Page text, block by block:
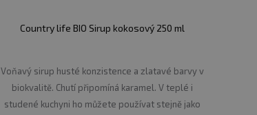
Country life BIO Sirup kokosový 250 ml
Voňavý sirup husté konzistence a zlatavé barvy v
biokvalitě. Chutí připomíná karamel. V teplé i
studené kuchyni ho můžete používat stejně jako